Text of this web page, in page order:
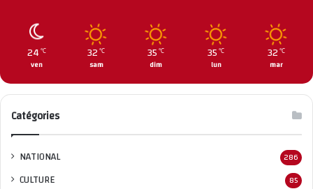
24 ℃
ven
32 ℃
sam
35 ℃
dim
35 ℃
lun
32 ℃
mar
Catégories
NATIONAL 286
CULTURE 85